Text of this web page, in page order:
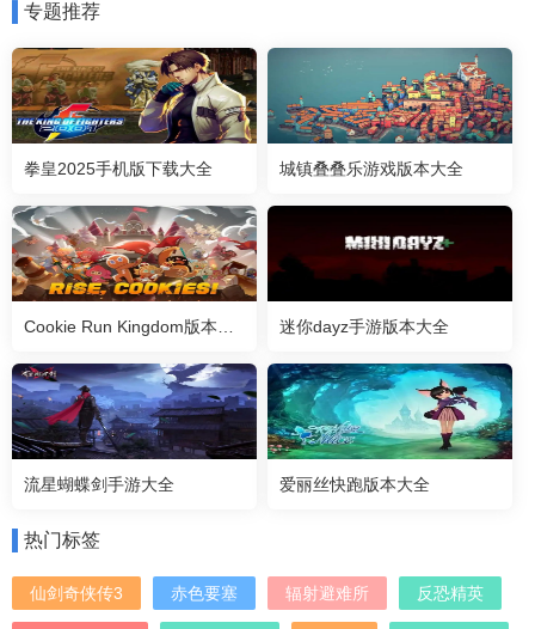
专题推荐
拳皇2025手机版下载大全 城镇叠叠乐游戏版本大全
迷你dayz手游版本大全
流星蝴蝶剑手游大全 爱丽丝快跑版本大全
热门标签
仙剑奇侠传3 赤色要塞 辐射避难所 反恐精英